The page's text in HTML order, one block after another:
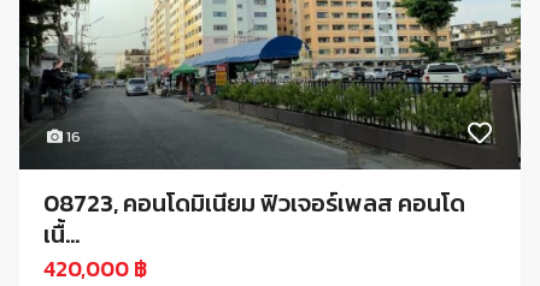
16
08723, คอนโดมิเนียม ฟิวเจอร์เพลส คอนโด
เนื้...
420,000 ฿